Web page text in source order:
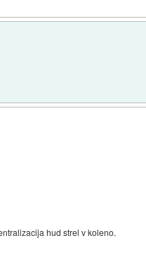
hud strel v koleno.